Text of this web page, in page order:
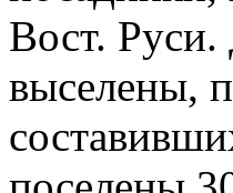
Вост.
выселены,